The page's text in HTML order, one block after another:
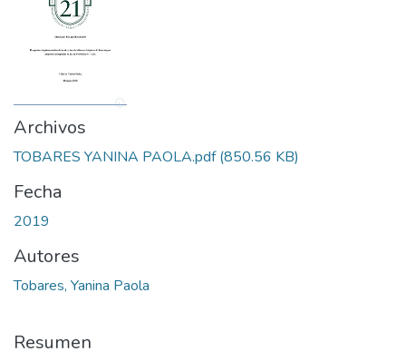
Archivos
TOBARES YANINA PAOLA.pdf(850.56 KB)
Fecha
2019
Autores
Tobares, Yanina Paola
Resumen